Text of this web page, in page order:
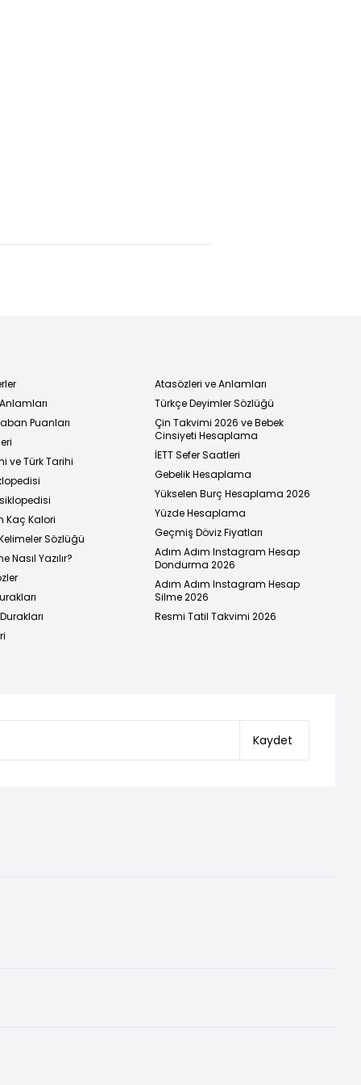
Japon
Puanları
ve Türk Tarihi
Kaç Kalori
Sözlüğü
Nasıl Yazılır?
Atasözleri ve Anlamları
Türkçe Deyimler Sözlüğü
Çin Takvimi 2026 ve Bebek
Cinsiyeti Hesaplama
İETT Sefer Saatleri
Gebelik Hesaplama
Yükselen Burç Hesaplama 2026
Yüzde Hesaplama
Geçmiş Döviz Fiyatları
Adım Adım Instagram Hesap
Dondurma 2026
Adım Adım Instagram Hesap
Silme 2026
Resmi Tatil Takvimi 2026
Kaydet